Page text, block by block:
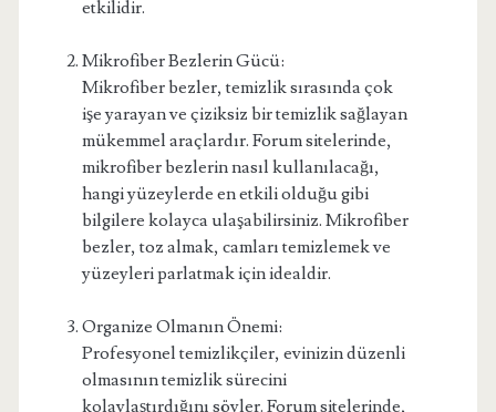
etkilidir.
Mikrofiber Bezlerin Gücü:
Mikrofiber bezler, temizlik sırasında çok
işe yarayan ve çiziksiz bir temizlik sağlayan
mükemmel araçlardır. Forum sitelerinde,
mikrofiber bezlerin nasıl kullanılacağı,
hangi yüzeylerde en etkili olduğu gibi
bilgilere kolayca ulaşabilirsiniz. Mikrofiber
bezler, toz almak, camları temizlemek ve
yüzeyleri parlatmak için idealdir.
Organize Olmanın Önemi:
Profesyonel temizlikçiler, evinizin düzenli
olmasının temizlik sürecini
kolaylaştırdığını söyler. Forum sitelerinde,